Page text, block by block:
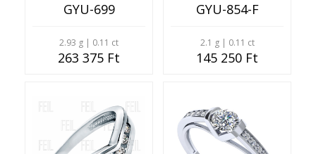
GYU-699
2.93 g | 0.11 ct
263 375 Ft
GYU-854-F
2.1 g | 0.11 ct
145 250 Ft